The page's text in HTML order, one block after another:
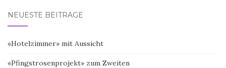
NEUESTE BEITRÄGE
«Hotelzimmer» mit Aussicht
«Pfingstrosenprojekt» zum Zweiten